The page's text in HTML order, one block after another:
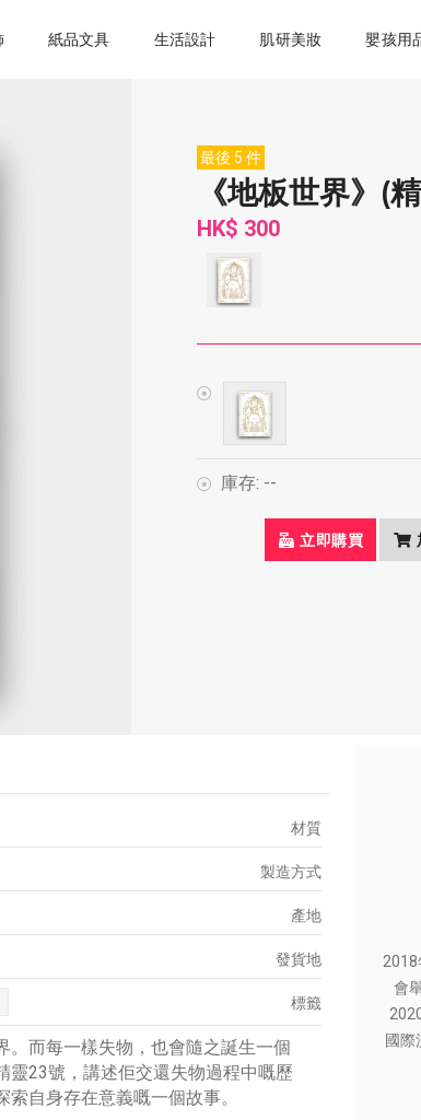
紙品文具 生活設計 肌研美妝 嬰孩用
最後 5 件
《地板世界》(
HK$ 300
庫存: --
立即購買
材質
製造方式
產地
發貨地
標籤
。而每一樣失物，也會隨之誕生一個
靈23號，講述佢交還失物過程中嘅歷
自身存在意義嘅一個故事。
會
國際